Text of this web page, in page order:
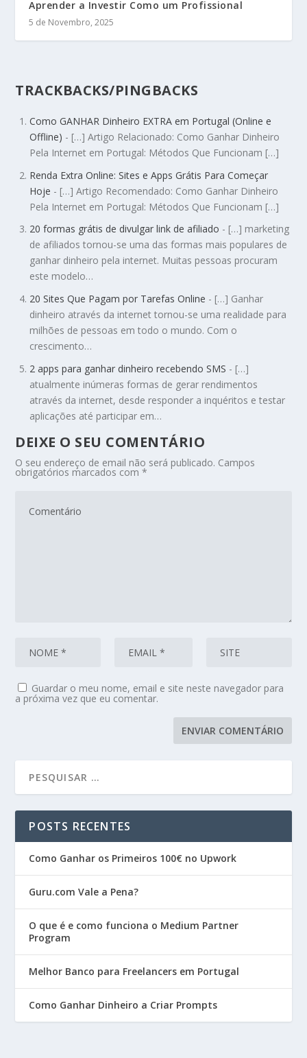
Aprender a Investir Como um Profissional
5 de Novembro, 2025
TRACKBACKS/PINGBACKS
Como GANHAR Dinheiro EXTRA em Portugal (Online e
Offline) - […] Artigo Relacionado: Como Ganhar Dinheiro
Pela Internet em Portugal: Métodos Que Funcionam […]
Renda Extra Online: Sites e Apps Grátis Para Começar
Hoje - […] Artigo Recomendado: Como Ganhar Dinheiro
Pela Internet em Portugal: Métodos Que Funcionam […]
20 formas grátis de divulgar link de afiliado - […] marketing
de afiliados tornou-se uma das formas mais populares de
ganhar dinheiro pela internet. Muitas pessoas procuram
este modelo…
20 Sites Que Pagam por Tarefas Online - […] Ganhar
dinheiro através da internet tornou-se uma realidade para
milhões de pessoas em todo o mundo. Com o
crescimento…
2 apps para ganhar dinheiro recebendo SMS - […]
atualmente inúmeras formas de gerar rendimentos
através da internet, desde responder a inquéritos e testar
aplicações até participar em…
DEIXE O SEU COMENTÁRIO
O seu endereço de email não será publicado. Campos
obrigatórios marcados com*
Guardar o meu nome, email e site neste navegador para
a próxima vez que eu comentar.
POSTS RECENTES
Como Ganhar os Primeiros 100€ no Upwork
Guru.com Vale a Pena?
O que é e como funciona o Medium Partner
Program
Melhor Banco para Freelancers em Portugal
Como Ganhar Dinheiro a Criar Prompts